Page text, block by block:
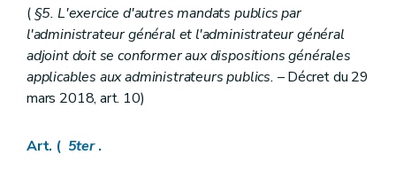
( §5. L'exercice d'autres mandats publics par
l'administrateur général et l'administrateur général
adjoint doit se conformer aux dispositions générales
applicables aux administrateurs publics. – Décret du 29
mars 2018, art. 10)
Art. ( 5ter.